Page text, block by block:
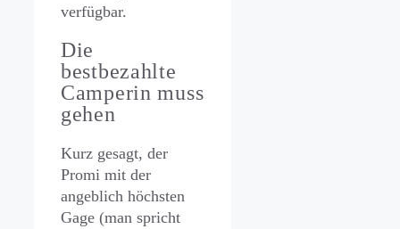
verfügbar.
Die
bestbezahlte
Camperin muss
gehen
Kurz gesagt, der
Promi mit der
angeblich höchsten
Gage (man spricht